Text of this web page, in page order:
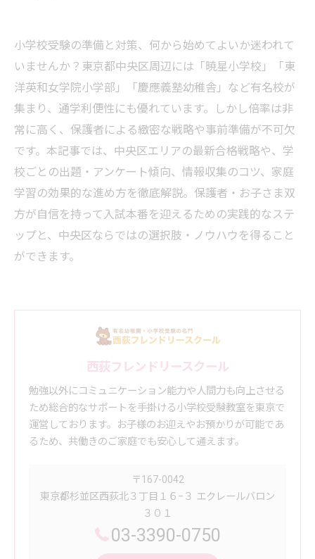
小学校受験の準備と対策、何から始めてよいか迷われて
いませんか？東京都中央区周辺には「暁星小学校」「東
洋英和女学院小学部」「慶應義塾幼稚舎」など有名校が
集まり、通学利便性にも優れています。しかし倍率は非
常に高く、保護者による緻密な戦略や事前準備が不可欠
です。本記事では、中央区エリアの最新合格戦略や、学
校ごとの出題・アンケート傾向、情報収集のコツ、家庭
学習の効果的な進め方を徹底解説。保護者・お子さま双
方が自信を持って入試本番を迎えるための実践的なステ
ップと、中央区ならではの選択肢・ノウハウを得ること
ができます。
西荻フレンドリースクール
勉強以外にコミュニケーション能力や人間力も向上させる
ため総合的なサポートを手掛ける小学校受験教室を東京で
運営しております。お子様のお迎えやお預かりが可能であ
るため、共働きのご家庭でも安心して通えます。
〒167-0042
東京都杉並区西荻北３丁目１６−３ エクレールバロン
３０１
03-3390-0750